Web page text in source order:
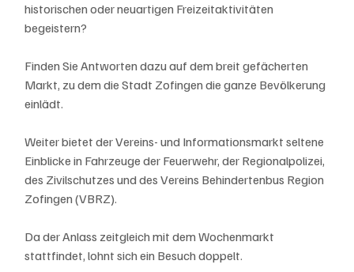
historischen oder neuartigen Freizeitaktivitäten
begeistern?
Finden Sie Antworten dazu auf dem breit gefächerten
Markt, zu dem die Stadt Zofingen die ganze Bevölkerung
einlädt.
Weiter bietet der Vereins- und Informationsmarkt seltene
Einblicke in Fahrzeuge der Feuerwehr, der Regionalpolizei,
des Zivilschutzes und des Vereins Behindertenbus Region
Zofingen (VBRZ).
Da der Anlass zeitgleich mit dem Wochenmarkt
stattfindet, lohnt sich ein Besuch doppelt.